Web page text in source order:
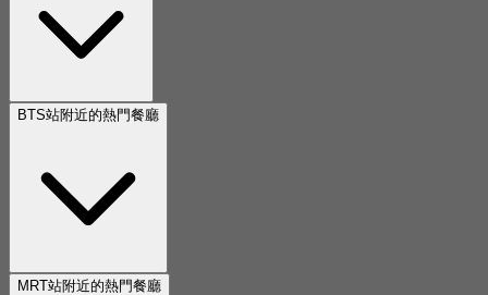
BTS站附近的熱門餐廳
MRT站附近的熱門餐廳